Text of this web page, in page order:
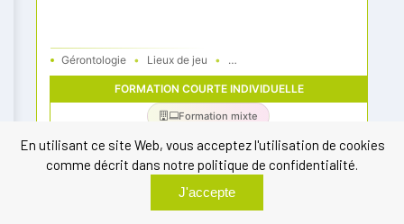
En utilisant ce site Web, vous acceptez l'utilisation de cookies
comme décrit dans notre politique de confidentialité.
J'accepte